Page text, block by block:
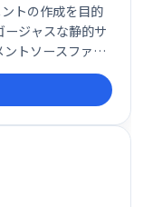
トの作成を目的
ージャスな静的サ
トソースファイ
構成ファイ